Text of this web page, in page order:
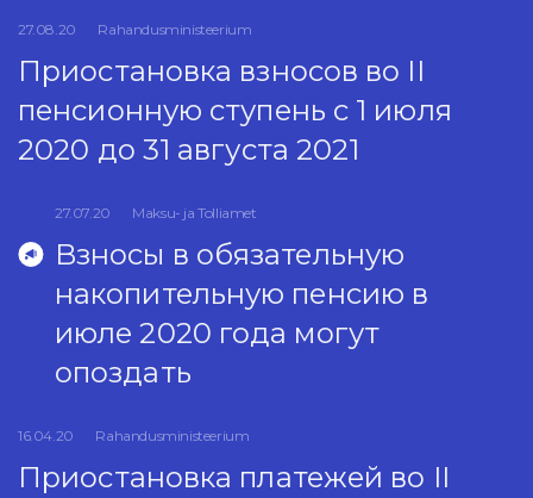
27.08.20 Rahandusministeerium
Приостановка взносов во II
пенсионную ступень с 1 июля
2020 до 31 августа 2021
27.07.20 Maksu- ja Tolliamet
Bзносы в обязательную
накопительную пенсию в
июле 2020 года могут
опоздать
16.04.20 Rahandusministeerium
Приостановка платежей во II